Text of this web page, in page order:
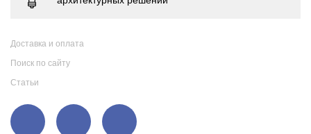
Доставка и оплата
Поиск по сайту
Статьи